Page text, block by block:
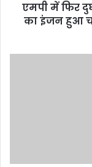
s
एमपी में फिर
का इंजन हुआ